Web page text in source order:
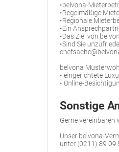
•belvona-
•Regelmäßige
•Regionale
•Ein
•Das Ziel von
•Sind Sie
belvona
• eingerichtete
• Online-
Sonstige
Gerne vereinbaren
Unser belvona-
unter (0211) 89 09